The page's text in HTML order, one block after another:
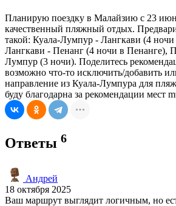
Планирую поездку в Малайзию с 23
качественный пляжный отдых.
такой: Куала-Лумпур - Лангкави (4
Лангкави - Пенанг (4 ночи в Пенанге),
Лумпур (3 ночи). Поделитесь
возможно что-то исключить/добавить
направление из Куала-Лумпура для
буду благодарна за рекомендации мест
Ответы 6
Андрей
18 октября 2025
Ваш маршрут выглядит логичным, но